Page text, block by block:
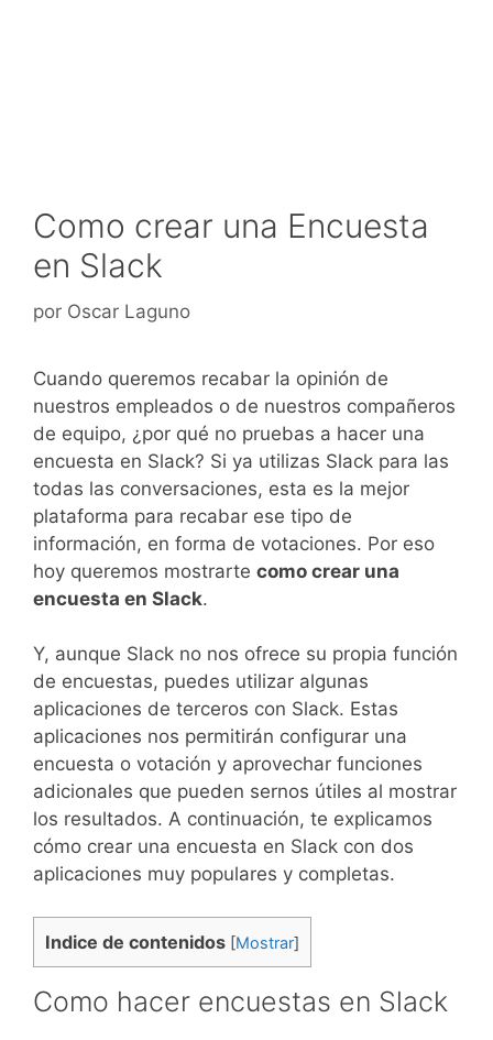
Como crear una Encuesta
en Slack
por Oscar Laguno
Cuando queremos recabar la opinión de
nuestros empleados o de nuestros compañeros
de equipo, ¿por qué no pruebas a hacer una
encuesta en Slack? Si ya utilizas Slack para las
todas las conversaciones, esta es la mejor
plataforma para recabar ese tipo de
información, en forma de votaciones. Por eso
hoy queremos mostrarte como crear una
encuesta en Slack.
Y, aunque Slack no nos ofrece su propia función
de encuestas, puedes utilizar algunas
aplicaciones de terceros con Slack. Estas
aplicaciones nos permitirán configurar una
encuesta o votación y aprovechar funciones
adicionales que pueden sernos útiles al mostrar
los resultados. A continuación, te explicamos
cómo crear una encuesta en Slack con dos
aplicaciones muy populares y completas.
Indice de contenidos [Mostrar]
Como hacer encuestas en Slack